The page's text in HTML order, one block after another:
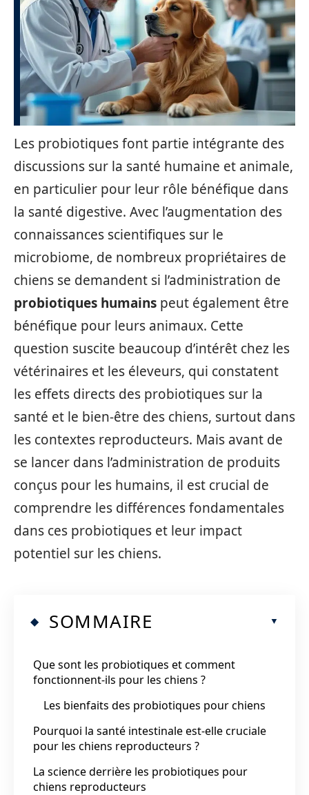
Les probiotiques font partie intégrante des
discussions sur la santé humaine et animale,
en particulier pour leur rôle bénéfique dans
la santé digestive. Avec l’augmentation des
connaissances scientifiques sur le
microbiome, de nombreux propriétaires de
chiens se demandent si l’administration de
probiotiques humains peut également être
bénéfique pour leurs animaux. Cette
question suscite beaucoup d’intérêt chez les
vétérinaires et les éleveurs, qui constatent
les effets directs des probiotiques sur la
santé et le bien-être des chiens, surtout dans
les contextes reproducteurs. Mais avant de
se lancer dans l’administration de produits
conçus pour les humains, il est crucial de
comprendre les différences fondamentales
dans ces probiotiques et leur impact
potentiel sur les chiens.
SOMMAIRE
Que sont les probiotiques et comment
fonctionnent-ils pour les chiens ?
Les bienfaits des probiotiques pour chiens
Pourquoi la santé intestinale est-elle cruciale
pour les chiens reproducteurs ?
La science derrière les probiotiques pour
chiens reproducteurs